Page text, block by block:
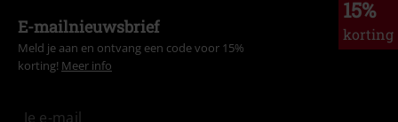
15%
korting
E-mailnieuwsbrief
Meld je aan en ontvang een code voor 15%
korting! Meer info